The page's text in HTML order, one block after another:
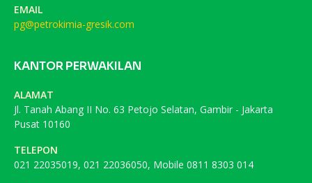
EMAIL
pg@petrokimia-gresik.com
KANTOR PERWAKILAN
ALAMAT
Jl. Tanah Abang II No. 63 Petojo Selatan, Gambir - Jakarta
Pusat 10160
TELEPON
021 22035019, 021 22036050, Mobile 0811 8303 014